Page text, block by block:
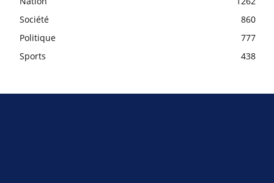
Société
860
Politique
777
Sports
438